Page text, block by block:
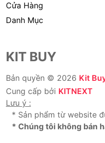
Cửa Hàng
Danh Mục
KIT BUY
Bản quyền © 2026 Kit
Cung cấp bởi KITNEXT
Lưu ý :
* Sản phẩm từ website
* Chúng tôi không bán